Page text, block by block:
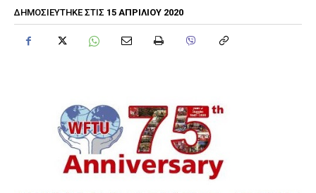
ΔΗΜΟΣΙΕΎΤΗΚΕ ΣΤΙΣ 15 ΑΠΡΙΛΊΟΥ 2020